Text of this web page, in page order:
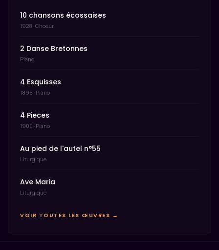
10 chansons écossaises
1928 · Choeur
2 Danse Bretonnes
Piano
4 Esquisses
1898 · Piano
4 Pieces
1900 · Piano
Au pied de l'autel n°55
Liturgique
Ave Maria
Liturgique
VOIR TOUTES LES ŒUVRES →